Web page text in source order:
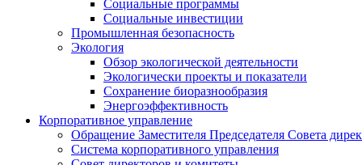
Социальные программы
Социальные инвестиции
Промышленная безопасность
Экология
Обзор экологической деятельности
Экологически проекты и показатели
Сохранение биоразнообразия
Энергоэффективность
Корпоративное управление
Обращение Заместителя Председателя Совета
Система корпоративного управления